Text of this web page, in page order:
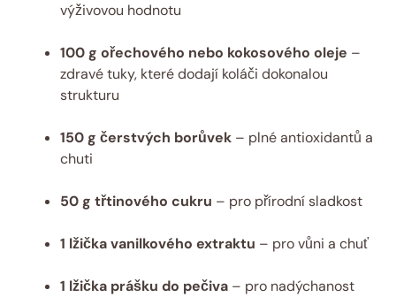
výživovou hodnotu
100 g ořechového nebo kokosového oleje –
zdravé tuky, které dodají koláči dokonalou
strukturu
150 g čerstvých borůvek – plné antioxidantů a
chuti
50 g třtinového cukru – pro přírodní sladkost
1 lžička vanilkového extraktu – pro vůni a chuť
1 lžička prášku do pečiva – pro nadýchanost